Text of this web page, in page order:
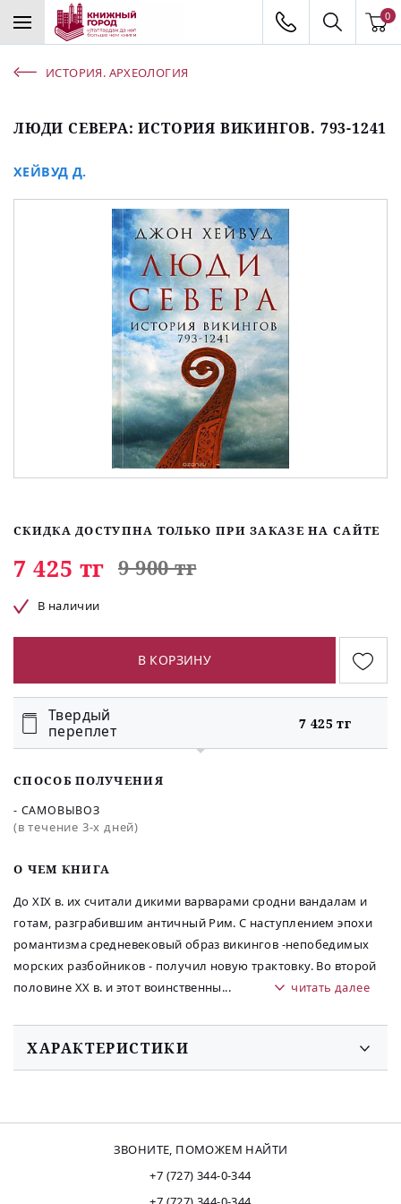
0
ИСТОРИЯ. АРХЕОЛОГИЯ
ЛЮДИ СЕВЕРА: ИСТОРИЯ ВИКИНГОВ. 793-1241
ХЕЙВУД Д.
O ЧЕМ КНИГА
До XIX в. их считали дикими варварами сродни вандалам и
готам, разграбившим античный Рим. С наступлением эпохи
романтизма средневековый образ викингов -непобедимых
морских разбойников - получил новую трактовку. Во второй
половине ХХ в. и этот воинственны... читать далее
СКИДКА ДОСТУПНА ТОЛЬКО ПРИ ЗАКАЗЕ НА САЙТЕ
7 425 тг 9 900 тг
В наличии
В КОРЗИНУ
Твердый
переплет
7 425 тг
СПОСОБ ПОЛУЧЕНИЯ
- САМОВЫВОЗ
(в течение 3-х дней)
ХАРАКТЕРИСТИКИ
ЗВОНИТЕ, ПОМОЖЕМ НАЙТИ
+7 (727) 344-0-344